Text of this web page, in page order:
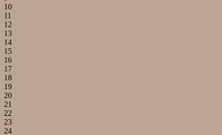
10
11
12
13
14
15
16
17
18
19
20
21
22
23
24